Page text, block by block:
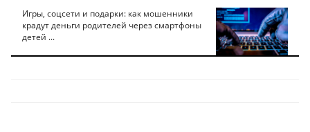
Игры, соцсети и подарки: как мошенники
крадут деньги родителей через смартфоны
детей ...